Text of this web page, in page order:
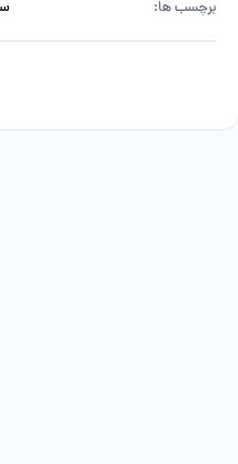
برچسب ها: